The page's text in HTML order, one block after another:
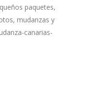
paquetes,
mudanzas y
canarias-